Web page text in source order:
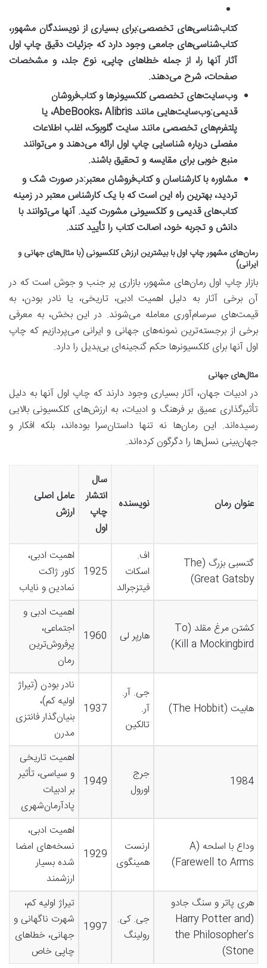
کتاب‌شناسی‌های تخصصی:برای بسیاری از نویسندگان مشهور،
کتاب‌شناسی‌های جامعی وجود دارد که جزئیات دقیق چاپ اول
آثار آنها را، از جمله خطاهای چاپی، نوع جلد، و مشخصات
صفحات، شرح می‌دهند.
وب‌سایت‌های تخصصی کلکسیونرها و کتاب‌فروشان
قدیمی:
وب‌سایت‌هایی مانند AbeBooks، Alibris، یا
پلتفرم‌های تخصصی مانند سایت گلوبوک، اغلب اطلاعات
مفصلی درباره شناسایی چاپ اول ارائه می‌دهند و می‌توانند
منبع خوبی برای مقایسه و تحقیق باشند.
مشاوره با کارشناسان و کتاب‌فروشان معتبر:در صورت شک و
تردید، بهترین راه این است که با یک کارشناس معتبر در زمینه
کتاب‌های قدیمی و کلکسیونی مشورت کنید. آنها می‌توانند با
دانش و تجربه خود، اصالت کتاب را تأیید کنند.
رمان‌های مشهور چاپ اول با بیشترین ارزش کلکسیونی (با مثال‌های جهانی و
ایرانی)
بازار چاپ اول رمان‌های مشهور، بازاری پر جنب و جوش است که در
آن برخی آثار به دلیل اهمیت ادبی، تاریخی، یا نادر بودن، به
قیمت‌های سرسام‌آوری معامله می‌شوند. در این بخش، به معرفی
برخی از برجسته‌ترین نمونه‌های جهانی و ایرانی می‌پردازیم که چاپ
اول آنها برای کلکسیونرها حکم گنجینه‌ای بی‌بدیل را دارد.
مثال‌های جهانی
در ادبیات جهان، آثار بسیاری وجود دارند که چاپ اول آنها به دلیل
تأثیرگذاری عمیق بر فرهنگ و ادبیات، به ارزش‌های کلکسیونی بالایی
رسیده‌اند. این رمان‌ها نه تنها داستان‌سرا بوده‌اند، بلکه افکار و
جهان‌بینی نسل‌ها را دگرگون کرده‌اند.
عنوان رمان نویسنده
سال
انتشار
چاپ
اول
عامل اصلی
ارزش
گتسبی بزرگ (The
Great Gatsby)
اف.
اسکات
فیتزجرالد
1925
اهمیت ادبی،
کاور ژاکت
نمادین و نایاب
کشتن مرغ مقلد (To
Kill a Mockingbird)
هارپر لی 1960
اهمیت ادبی و
اجتماعی،
پرفروش‌ترین
رمان
هابیت (The Hobbit)
جی. آر.
آر.
تالکین
1937
نادر بودن (تیراژ
اولیه کم)،
بنیان‌گذار فانتزی
مدرن
1984
جرج
اورول
1949
اهمیت تاریخی
و سیاسی، تأثیر
بر ادبیات
پادآرمان‌شهری
وداع با اسلحه (A
Farewell to Arms)
ارنست
همینگوی
1929
اهمیت ادبی،
نسخه‌های امضا
شده بسیار
ارزشمند
هری پاتر و سنگ جادو
(Harry Potter and
the Philosopher’s
Stone)
جی. کی.
رولینگ
1997
تیراژ اولیه کم،
شهرت ناگهانی و
جهانی، خطاهای
چاپی خاص